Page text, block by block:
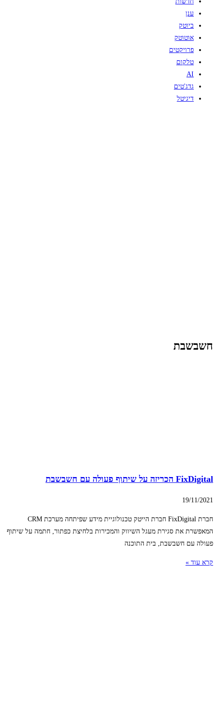
ענן
ביוטק
אוטוטק
פרויקטים
טלקום
AI
גדג'טים
דיגיטל
חשבשבת
FixDigital הכריזה על שיתוף פעולה עם חשבשבת
19/11/2021
חברת FixDigital חברת הייטק טכנולוגיית מידע שפיתחה מערכת CRM
המאפשרת את סגירת מעגל השיווק והמכירות בלחיצת כפתור, חתמה על שיתוף
פעולה עם חשבשבת, בית התוכנה
קרא עוד »